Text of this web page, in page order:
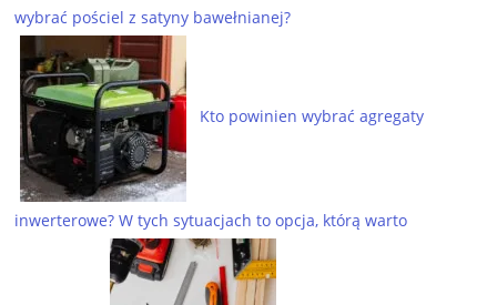
wybrać pościel z satyny bawełnianej?
Kto powinien wybrać agregaty
inwerterowe? W tych sytuacjach to opcja, którą warto